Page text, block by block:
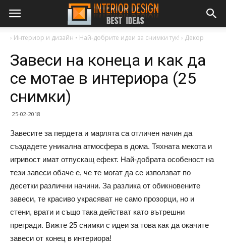
› Интериор и дизайн • Най-добрите идеи за снимки тук! › Декор
Завеси на конеца и как да
се мотае в интериора (25
снимки)
25-02-2018
Завесите за пердета и марлята са отличен начин да
създадете уникална атмосфера в дома. Тяхната мекота и
игривост имат отпускащ ефект. Най-добрата особеност на
тези завеси обаче е, че те могат да се използват по
десетки различни начини. За разлика от обикновените
завеси, те красиво украсяват не само прозорци, но и
стени, врати и също така действат като вътрешни
прегради. Вижте 25 снимки с идеи за това как да окачите
завеси от конец в интериора!